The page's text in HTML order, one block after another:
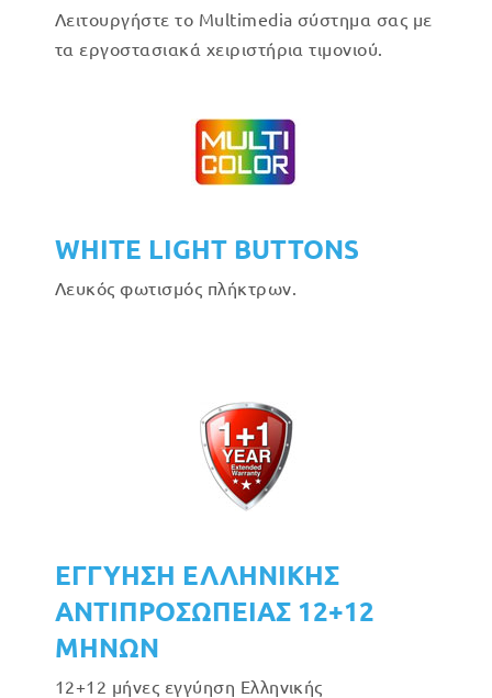
Λειτουργήστε το Multimedia σύστημα σας με
τα εργοστασιακά χειριστήρια τιμονιού.
WHITE LIGHT BUTTONS
Λευκός φωτισμός πλήκτρων.
ΕΓΓΥΗΣΗ ΕΛΛΗΝΙΚΗΣ
ΑΝΤΙΠΡΟΣΩΠΕΙΑΣ 12+12
ΜΗΝΩΝ
12+12 μήνες εγγύηση Ελληνικής